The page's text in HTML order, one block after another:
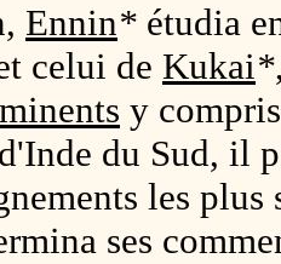
Ennin* étudia
celui de Kukai*
y
du Sud, il
les
ses